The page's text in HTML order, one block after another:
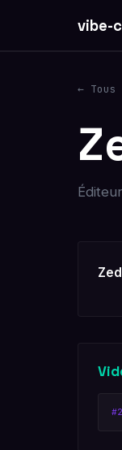
vibe-
←
Zed